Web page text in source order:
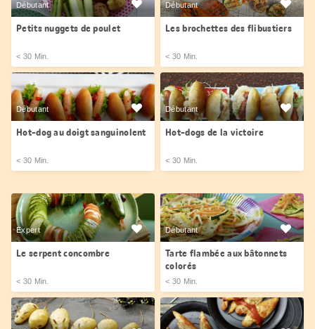
Débutant
Petits nuggets de poulet
< 30 Min.
Débutant
Les brochettes des flibustiers
< 30 Min.
Débutant
Hot-dog au doigt sanguinolent
< 30 Min.
Débutant
Hot-dogs de la victoire
< 30 Min.
Expert
Le serpent concombre
< 30 Min.
Débutant
Tarte flambée aux bâtonnets
colorés
< 30 Min.